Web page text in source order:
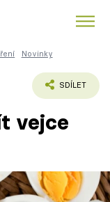
Novinky
SDÍLET
vejce